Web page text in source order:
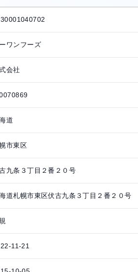
ワンフーズ
会社
道
市東区
九条３丁目２番２０号
道札幌市東区伏古九条３丁目２番２０号
11-21